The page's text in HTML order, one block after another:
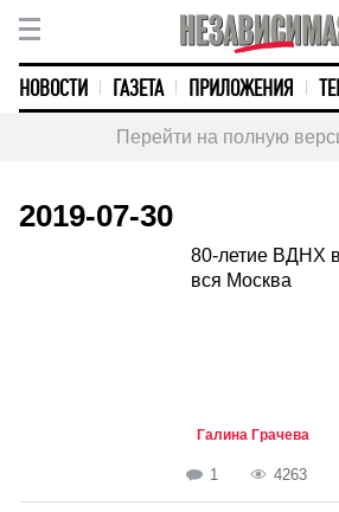
НОВОСТИ ГАЗЕТА ПРИЛОЖЕНИЯ
Перейти на полную
2019-07-30
80-летие ВДНХ в
вся Москва
Галина Грачева
1 4263